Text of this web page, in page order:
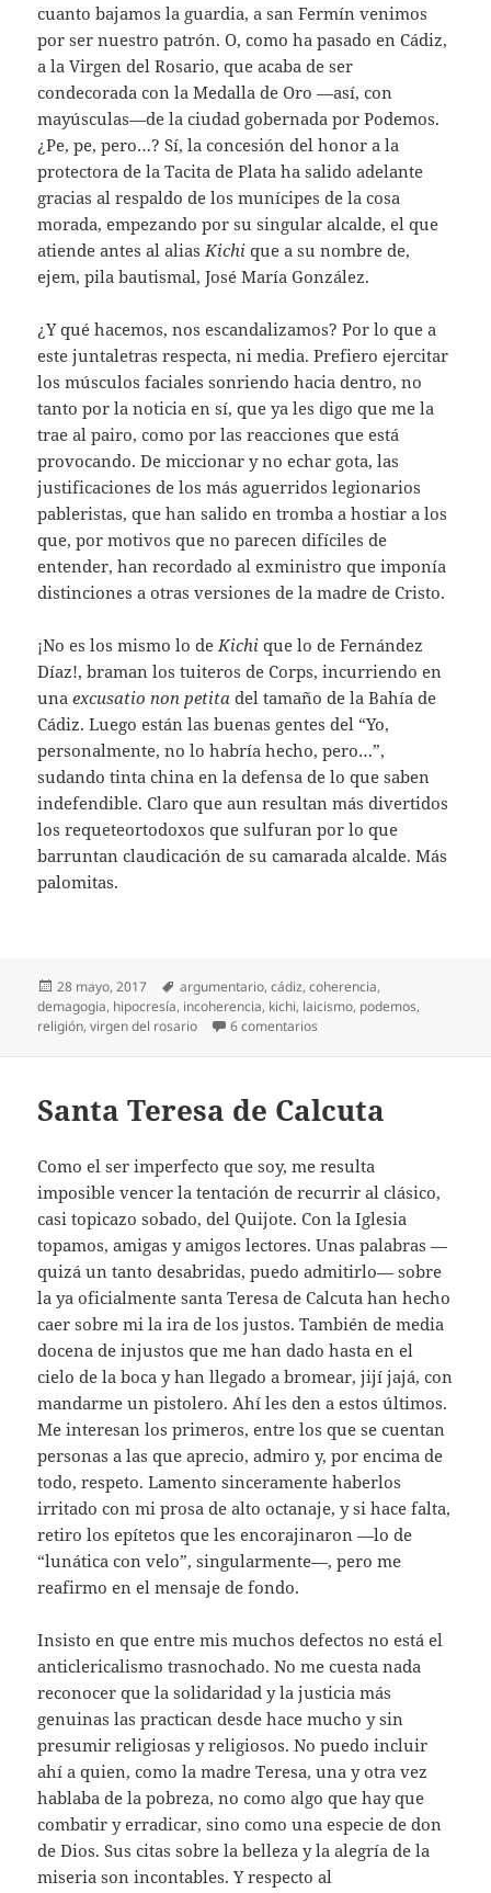
cuanto bajamos la guardia, a san Fermín venimos
por ser nuestro patrón. O, como ha pasado en Cádiz,
a la Virgen del Rosario, que acaba de ser
condecorada con la Medalla de Oro —así, con
mayúsculas—de la ciudad gobernada por Podemos.
¿Pe, pe, pero…? Sí, la concesión del honor a la
protectora de la Tacita de Plata ha salido adelante
gracias al respaldo de los munícipes de la cosa
morada, empezando por su singular alcalde, el que
atiende antes al alias Kichi que a su nombre de,
ejem, pila bautismal, José María González.
¿Y qué hacemos, nos escandalizamos? Por lo que a
este juntaletras respecta, ni media. Prefiero ejercitar
los músculos faciales sonriendo hacia dentro, no
tanto por la noticia en sí, que ya les digo que me la
trae al pairo, como por las reacciones que está
provocando. De miccionar y no echar gota, las
justificaciones de los más aguerridos legionarios
pableristas, que han salido en tromba a hostiar a los
que, por motivos que no parecen difíciles de
entender, han recordado al exministro que imponía
distinciones a otras versiones de la madre de Cristo.
¡No es los mismo lo de Kichi que lo de Fernández
Díaz!, braman los tuiteros de Corps, incurriendo en
unaexcusatio non petita del tamaño de la Bahía de
Cádiz. Luego están las buenas gentes del “Yo,
personalmente, no lo habría hecho, pero…”,
sudando tinta china en la defensa de lo que saben
indefendible. Claro que aun resultan más divertidos
los requeteortodoxos que sulfuran por lo que
barruntan claudicación de su camarada alcalde. Más
palomitas.
Publicado
el
28 mayo, 2017 Etiquetas
argumentario,cádiz,coherencia,
demagogia, hipocresía, incoherencia, kichi, laicismo, podemos,
religión,virgen del rosario 6 comentarios
Santa Teresa de Calcuta
Como el ser imperfecto que soy, me resulta
imposible vencer la tentación de recurrir al clásico,
casi topicazo sobado, del Quijote. Con la Iglesia
topamos, amigas y amigos lectores. Unas palabras —
quizá un tanto desabridas, puedo admitirlo— sobre
la ya oficialmente santa Teresa de Calcuta han hecho
caer sobre mi la ira de los justos. También de media
docena de injustos que me han dado hasta en el
cielo de la boca y han llegado a bromear, jijí jajá, con
mandarme un pistolero. Ahí les den a estos últimos.
Me interesan los primeros, entre los que se cuentan
personas a las que aprecio, admiro y, por encima de
todo, respeto. Lamento sinceramente haberlos
irritado con mi prosa de alto octanaje, y si hace falta,
retiro los epítetos que les encorajinaron —lo de
“lunática con velo”, singularmente—, pero me
reafirmo en el mensaje de fondo.
Insisto en que entre mis muchos defectos no está el
anticlericalismo trasnochado. No me cuesta nada
reconocer que la solidaridad y la justicia más
genuinas las practican desde hace mucho y sin
presumir religiosas y religiosos. No puedo incluir
ahí a quien, como la madre Teresa, una y otra vez
hablaba de la pobreza, no como algo que hay que
combatir y erradicar, sino como una especie de don
de Dios. Sus citas sobre la belleza y la alegría de la
miseria son incontables. Y respecto al